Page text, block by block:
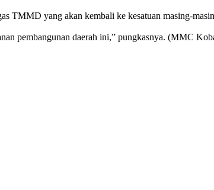
TMMD yang akan kembali ke kesatuan masing-
pembangunan daerah ini,” pungkasnya. (MMC